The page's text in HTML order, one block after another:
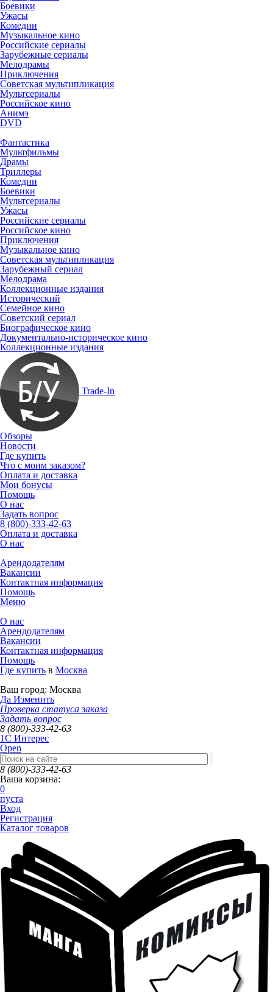
Боевики
Ужасы
Комедии
Музыкальное кино
Российские сериалы
Зарубежные сериалы
Мелодрамы
Приключения
Советская мультипликация
Мультсериалы
Российское кино
Анимэ
DVD
Фантастика
Мультфильмы
Драмы
Триллеры
Комедии
Боевики
Мультсериалы
Ужасы
Российские сериалы
Российское кино
Приключения
Музыкальное кино
Советская мультипликация
Зарубежный сериал
Мелодрама
Коллекционные издания
Исторический
Семейное кино
Советский сериал
Биографическое кино
Документально-историческое кино
Коллекционные издания
Trade-In
Обзоры
Новости
Где купить
Что с моим заказом?
Оплата и доставка
Мои бонусы
Помощь
О нас
Задать вопрос
8 (800)-333-42-63
Оплата и доставка
О нас
Арендодателям
Вакансии
Контактная информация
Помощь
Меню
О нас
Арендодателям
Вакансии
Контактная информация
Помощь
Где купить в Москва
Ваш город: Москва
Да Изменить
Проверка статуса заказа
Задать вопрос
8 (800)-333-42-63
1C Интерес
Open
8 (800)-333-42-63
Ваша корзина:
0
пуста
Вход
Регистрация
Каталог товаров